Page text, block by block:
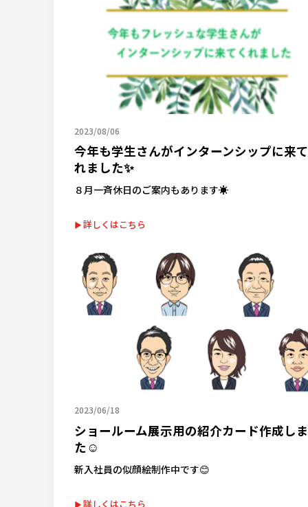
2023/08/06
今年も学生さんがインターンシップに来
れました✨
８月一斉休日のご案内もあります☀
詳しくはこちら
2023/06/18
ショールーム展示用の紹介カード作成し
た☺
新入社員の似顔絵制作中です😊
詳しくはこちら